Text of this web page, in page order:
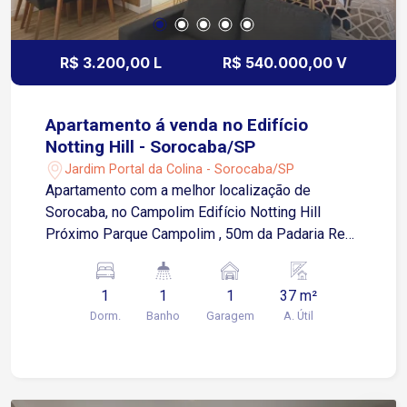
R$ 3.200,00 L R$ 540.000,00 V
Apartamento á venda no Edifício
Notting Hill - Sorocaba/SP
Jardim Portal da Colina - Sorocaba/SP
Apartamento com a melhor localização de
Sorocaba, no Campolim Edifício Notting Hill
Próximo Parque Campolim , 50m da Padaria Real,
Localização: Rua José Maria Hanickel, 30 ?
Jardim Portal da Colina. * 37 m² (Studio): Planta
aberta com cozinha americana, varanda com
1
Dorm.
1
Banho
1
Garagem
37 m²
A. Útil